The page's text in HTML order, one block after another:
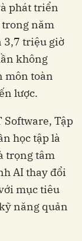
phát triển
trong năm
3,7 triệu giờ
không
môn toàn
lược.
Software, Tập
học tập là
trọng tâm
AI thay đổi
mục tiêu
năng quản